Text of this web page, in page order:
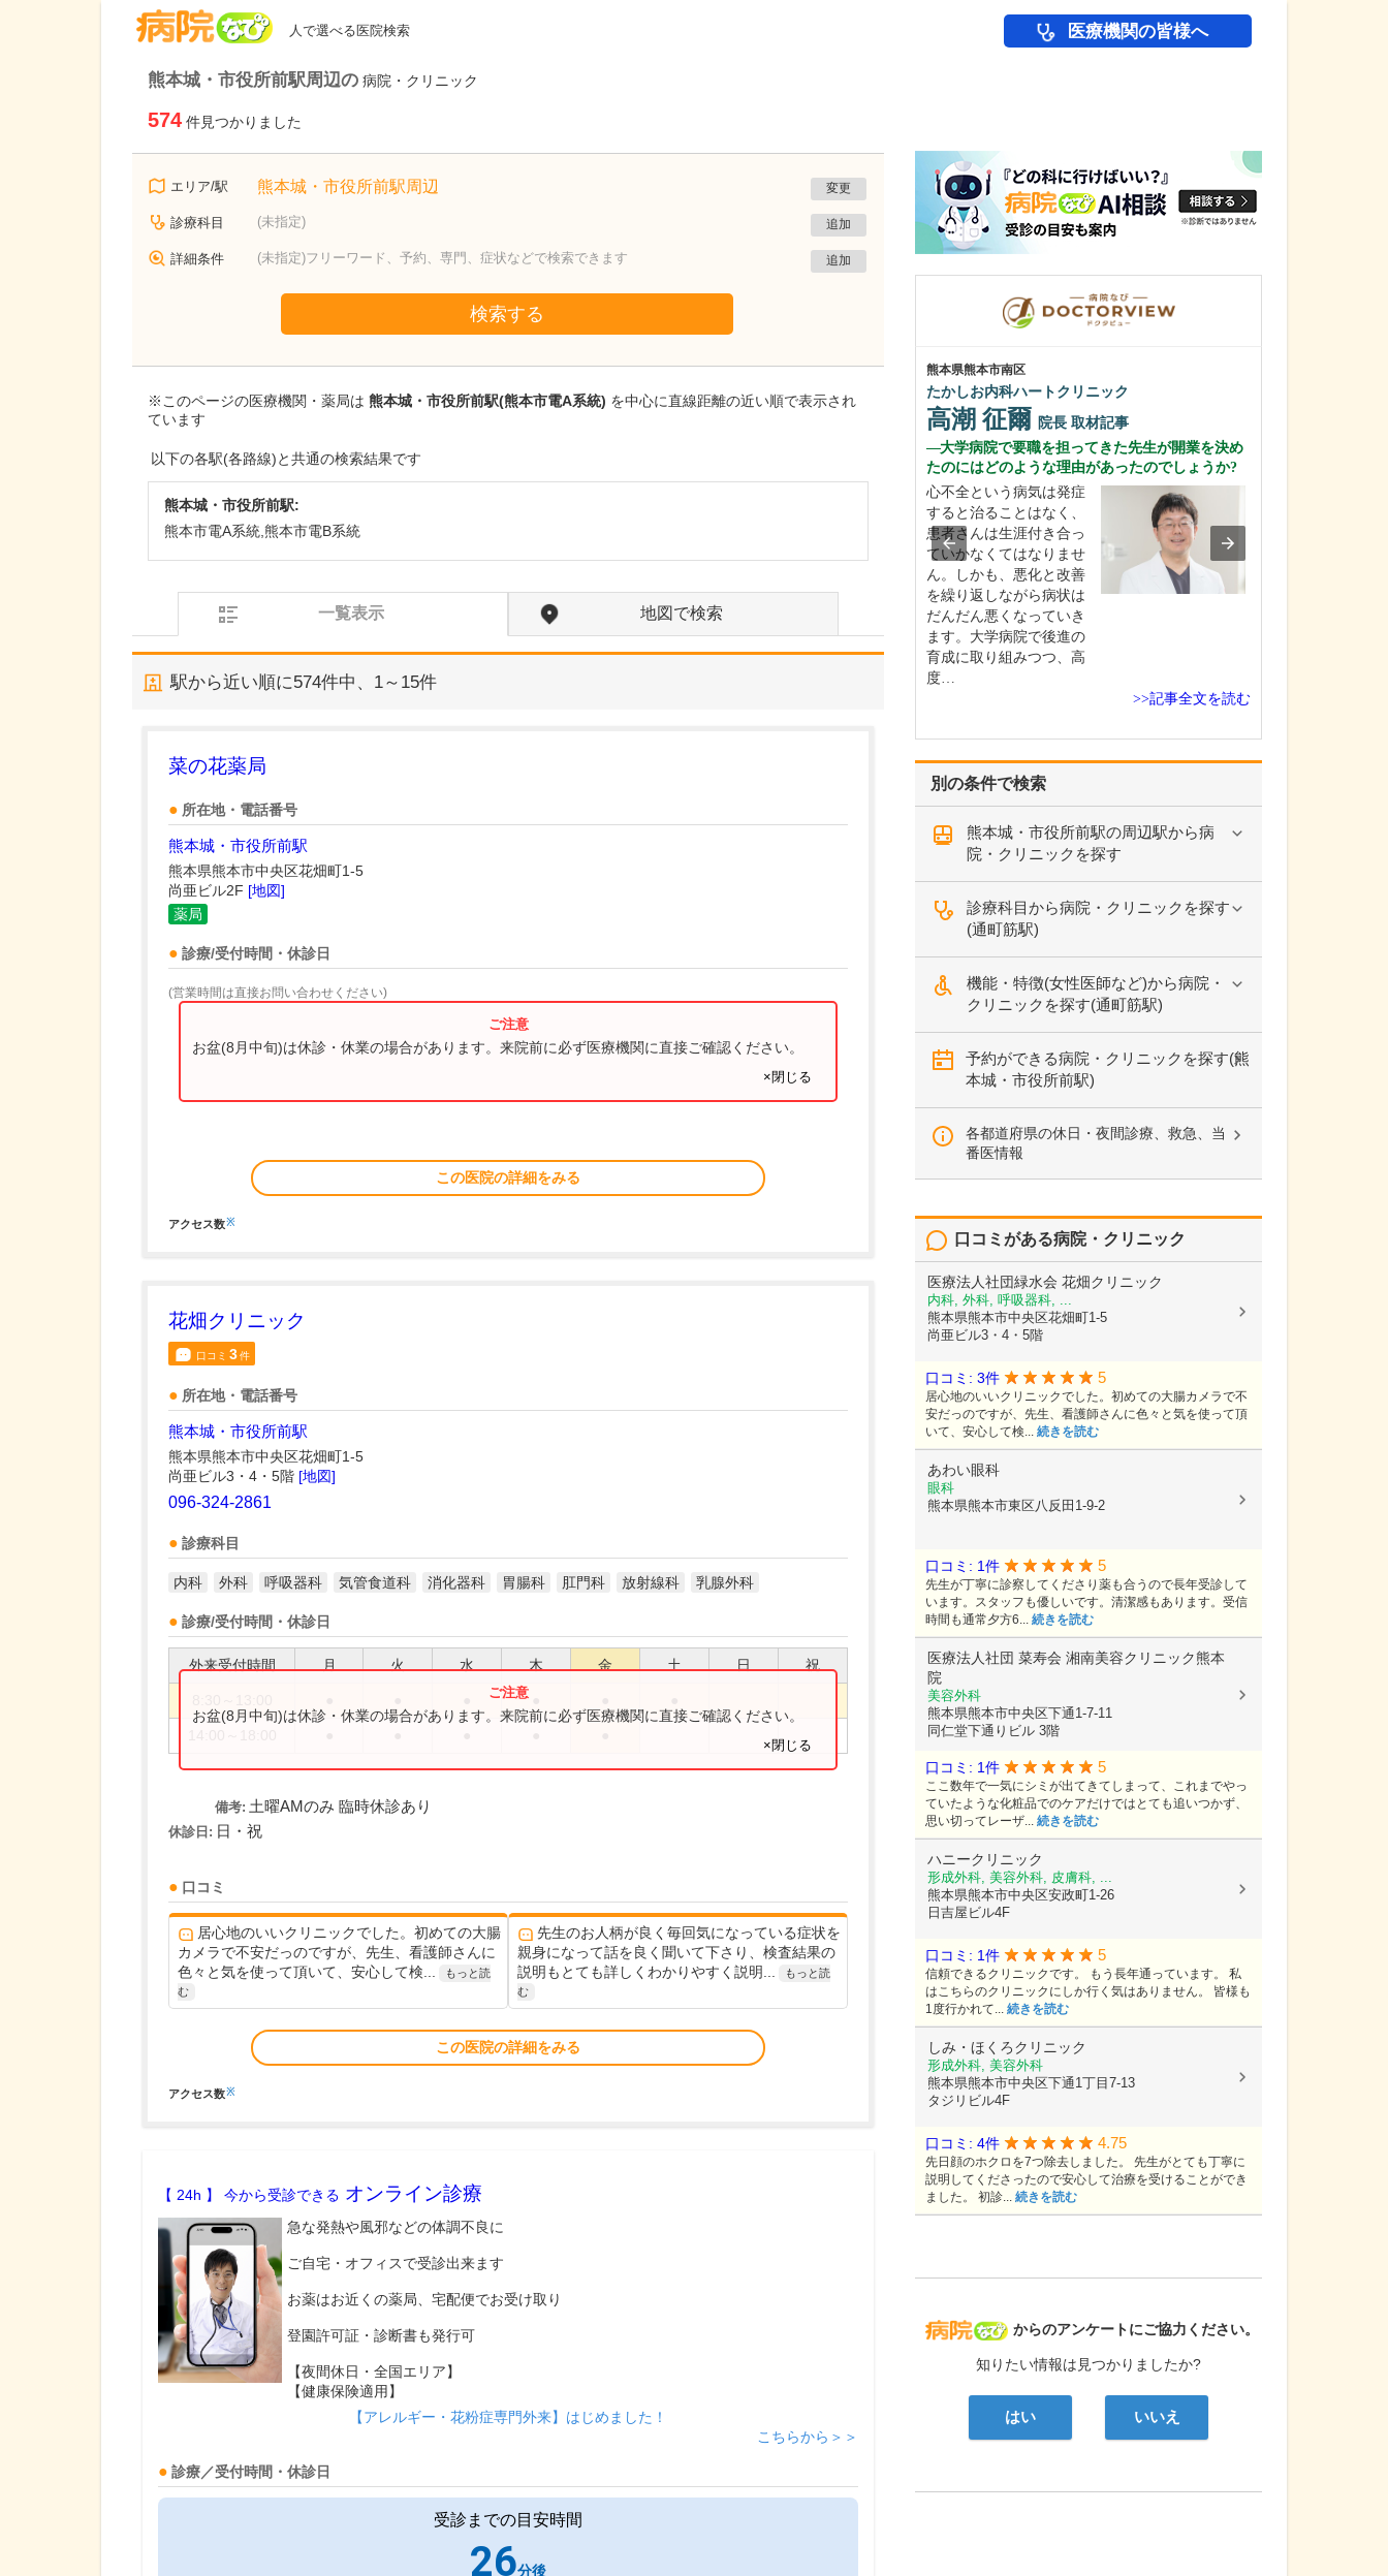
人で選べる医院検索 医療機関の皆様へ
熊本城・市役所前駅周辺の 病院・クリニック
574 件見つかりました
エリア/駅 熊本城・市役所前駅周辺 変更
診療科目 (未指定) 追加
詳細条件 (未指定)フリーワード、予約、専門、症状などで検索できます 追加
検索する
※このページの医療機関・薬局は 熊本城・市役所前駅(熊本市電A系統) を中心に直線距離の近い順で表示され
ています
以下の各駅(各路線)と共通の検索結果です
熊本城・市役所前駅:
熊本市電A系統,熊本市電B系統
一覧表示 地図で検索
駅から近い順に574件中、 1～15件
菜の花薬局
所在地・電話番号
熊本城・市役所前駅
熊本県熊本市中央区花畑町1-5
尚亜ビル2F [地図]
薬局
診療/受付時間・休診日
(営業時間は直接お問い合わせください)
お盆(8月中旬)は休診・休業の場合があります。来院前に必ず医療機関に直接ご確認ください。
×閉じる
この医院の詳細をみる
アクセス数※
花畑クリニック
口コミ 3件
所在地・電話番号
熊本城・市役所前駅
熊本県熊本市中央区花畑町1-5
尚亜ビル3・4・5階 [地図]
096-324-2861
診療科目
内科 外科 呼吸器科 気管食道科 消化器科 胃腸科 肛門科 放射線科 乳腺外科
診療/受付時間・休診日
外来受付時間 月 火 水 木 金 土 日 祝
お盆(8月中旬)は休診・休業の場合があります。来院前に必ず医療機関に直接ご確認ください。
×閉じる
備考: 土曜AMのみ 臨時休診あり
休診日: 日・祝
口コミ
居心地のいいクリニックでした。初めての大腸
カメラで不安だっのですが、先生、看護師さんに
色々と気を使って頂いて、安心して検...
もっと読
む
先生のお人柄が良く毎回気になっている症状を
親身になって話を良く聞いて下さり、検査結果の
説明もとても詳しくわかりやすく説明...
もっと読
む
この医院の詳細をみる
アクセス数※
【 24h 】 今から受診できる オンライン診療
急な発熱や風邪などの体調不良に
ご自宅・オフィスで受診出来ます
お薬はお近くの薬局、宅配便でお受け取り
登園許可証・診断書も発行可
【夜間休日・全国エリア】
【健康保険適用】
【アレルギー・花粉症専門外来】はじめました！
こちらから＞＞
診療／受付時間・休診日
受診までの目安時間
26分後
別の条件で検索
熊本城・市役所前駅の周辺駅から病
院・クリニックを探す
診療科目から病院・クリニックを探す
(通町筋駅)
機能・特徴(女性医師など)から病院・
クリニックを探す(通町筋駅)
予約ができる病院・クリニックを探す(熊
本城・市役所前駅)
各都道府県の休日・夜間診療、救急、当
番医情報
病院なび
からのアンケートにご協力ください。
知りたい情報は見つかりましたか?
はい いいえ
口コミがある病院・クリニック
医療法人社団緑水会 花畑クリニック
内科, 外科, 呼吸器科, ...
熊本県熊本市中央区花畑町1-5
尚亜ビル3・4・5階
口コミ: 3件 5
居心地のいいクリニックでした。初めての大腸カメラで不
安だっのですが、先生、看護師さんに色々と気を使って頂
いて、安心して検... 続きを読む
あわい眼科
眼科
熊本県熊本市東区八反田1-9-2
口コミ: 1件 5
先生が丁寧に診察してくださり薬も合うので長年受診して
います。スタッフも優しいです。清潔感もあります。受信
時間も通常夕方6... 続きを読む
医療法人社団 菜寿会 湘南美容クリニック熊本
院
美容外科
熊本県熊本市中央区下通1-7-11
同仁堂下通りビル 3階
口コミ: 1件 5
ここ数年で一気にシミが出てきてしまって、これまでやっ
ていたような化粧品でのケアだけではとても追いつかず、
思い切ってレーザ... 続きを読む
ハニークリニック
形成外科, 美容外科, 皮膚科, ...
熊本県熊本市中央区安政町1-26
日吉屋ビル4F
口コミ: 1件 5
信頼できるクリニックです。 もう長年通っています。 私
はこちらのクリニックにしか行く気はありません。 皆様も
1度行かれて... 続きを読む
しみ・ほくろクリニック
形成外科, 美容外科
熊本県熊本市中央区下通1丁目7-13
タジリビル4F
口コミ: 4件 4.75
先日顔のホクロを7つ除去しました。 先生がとても丁寧に
説明してくださったので安心して治療を受けることができ
ました。 初診... 続きを読む
熊本県熊本市南区
たかしお内科ハートクリニック
高潮 征爾 院長 取材記事
大学病院で要職を担ってきた先生が開業を決め
たのにはどのような理由があったのでしょうか?
心不全という病気は発症
すると治ることはなく、
患者さんは生涯付き合っ
ていかなくてはなりませ
ん。しかも、悪化と改善
を繰り返しながら病状は
だんだん悪くなっていき
ます。大学病院で後進の
育成に取り組みつつ、高
度…
>>記事全文を読む
東京都世田谷区
いなみ小児科
稲見 誠
こちらでは、さまざまな専門外来を設けていま
に、「発達障害・神経疾
患」、「おねしょ」につ
いて専門外来を設置、そ